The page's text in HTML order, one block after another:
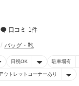
口コミ 1件
バッグ・鞄
日祝OK 駐車場有
ウトレットコーナーあり